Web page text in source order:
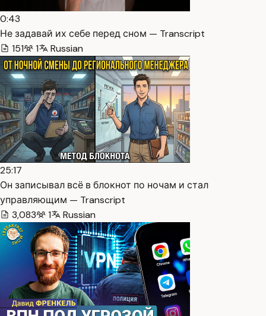
0:43
Не задавай их себе перед сном — Transcript
151
1 Russian
25:17
Он записывал всё в блокнот по ночам и стал
управляющим — Transcript
3,083
1 Russian